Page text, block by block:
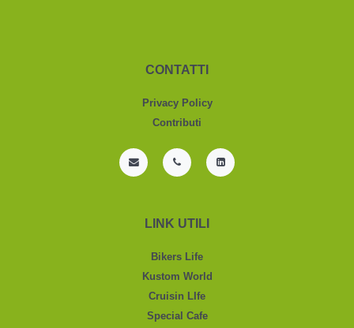
CONTATTI
Privacy Policy
Contributi
LINK UTILI
Bikers Life
Kustom World
Cruisin LIfe
Special Cafe